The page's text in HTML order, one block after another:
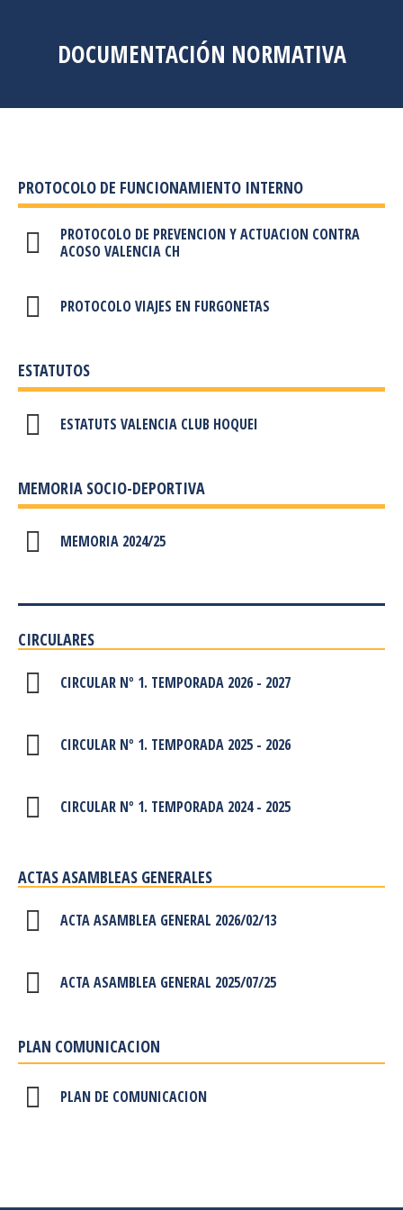
DOCUMENTACIÓN NORMATIVA
PROTOCOLO DE FUNCIONAMIENTO INTERNO
PROTOCOLO DE PREVENCION Y ACTUACION CONTRA
ACOSO VALENCIA CH
PROTOCOLO VIAJES EN FURGONETAS
ESTATUTOS
ESTATUTS VALENCIA CLUB HOQUEI
MEMORIA SOCIO-DEPORTIVA
MEMORIA 2024/25
CIRCULARES
CIRCULAR Nº 1. TEMPORADA 2026 - 2027
CIRCULAR Nº 1. TEMPORADA 2025 - 2026
CIRCULAR Nº 1. TEMPORADA 2024 - 2025
ACTAS ASAMBLEAS GENERALES
ACTA ASAMBLEA GENERAL 2026/02/13
ACTA ASAMBLEA GENERAL 2025/07/25
PLAN COMUNICACION
PLAN DE COMUNICACION